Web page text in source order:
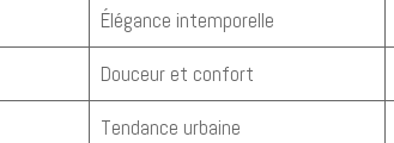
Élégance intemporelle
Douceur et confort
Tendance urbaine